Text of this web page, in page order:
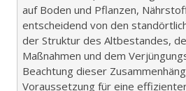
auf Boden und Pflanzen,
entscheidend von den
der Struktur des Altbestandes,
Maßnahmen und dem
Beachtung dieser
Voraussetzung für eine